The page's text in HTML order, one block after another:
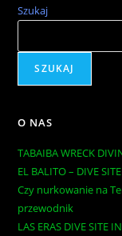
Szukaj
SZUKAJ
O NAS
TABAIBA WRECK
EL BALITO – DIVE SITE
Czy nurkowanie na
przewodnik
LAS ERAS DIVE SITE